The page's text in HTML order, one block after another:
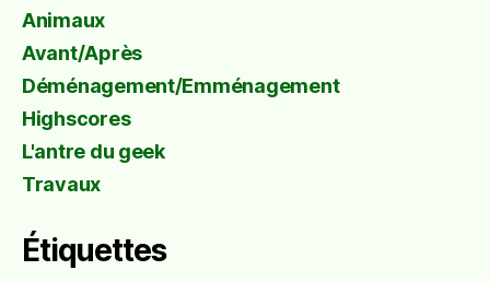
Animaux
Avant/Après
Déménagement/Emménagement
Highscores
L'antre du geek
Travaux
Étiquettes